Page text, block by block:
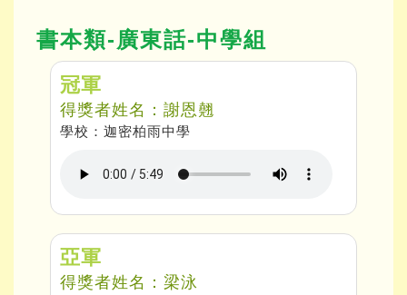
書本類-廣東話-中學組
冠軍
得獎者姓名：謝恩翹
學校：迦密柏雨中學
亞軍
得獎者姓名：梁泳